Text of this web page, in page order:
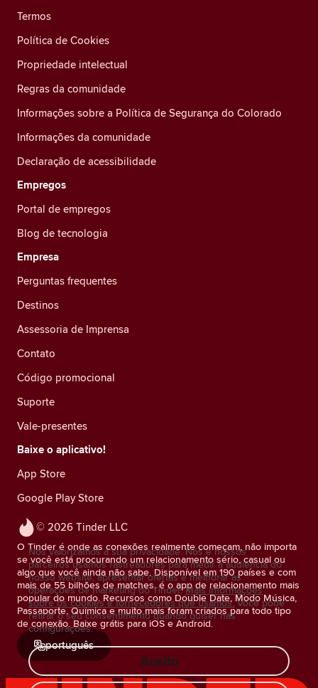
© 2026 Tinder LLC
O Tinder é onde as conexões realmente começam, não importa
se você está procurando um relacionamento sério, casual ou
algo que você ainda não sabe. Disponível em 190 países e com
mais de 55 bilhões de matches, é o app de relacionamento mais
popular do mundo. Recursos como Double Date, Modo Música,
Passaporte, Química e muito mais foram criados para todo tipo
de conexão. Baixe grátis para iOS e Android.
português
Termos
Política de Cookies
Propriedade intelectual
Regras da comunidade
Informações sobre a Política de Segurança do Colorado
Informações da comunidade
Declaração de acessibilidade
Empregos
Portal de empregos
Blog de tecnologia
Empresa
Perguntas frequentes
Destinos
Assessoria de Imprensa
Contato
Código promocional
Suporte
Vale-presentes
Baixe o aplicativo!
App Store
Google Play Store
Nós valorizamos a sua privacidade. Nós e nossos
parceiros usamos rastreadores para medir a audiência do
nosso website, apresentar ofertas e melhorar as
operações de marketing do Tinder. Mais informações
sobre os cookies e fornecedores que usamos. Você pode
retirar o seu consentimento quando quiser nas
configurações.
Aceito